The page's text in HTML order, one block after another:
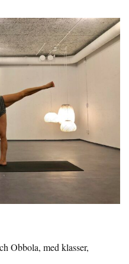
Obbola, med klasser,